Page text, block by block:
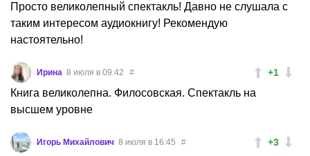
Просто великолепный спектакль! Давно не слушала с
таким интересом аудиокнигу! Рекомендую
настоятельно!
+1
Ирина 8 июля в 09:42 #
Книга великолепна. Филосовская. Спектакль на
высшем уровне
+3
Игорь Михайлович 8 июля в 16:45 #